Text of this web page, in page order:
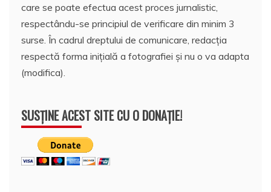
care se poate efectua acest proces jurnalistic,
respectându-se principiul de verificare din minim 3
surse. În cadrul dreptului de comunicare, redacția
respectă forma inițială a fotografiei și nu o va adapta
(modifica).
SUSȚINE ACEST SITE CU O DONAȚIE!